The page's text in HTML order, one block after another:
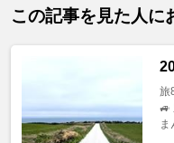
この記事を見た人に
旅
🚙
ま